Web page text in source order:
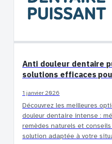
Anti douleur dentaire
solutions efficaces
1 janvier 2026
Découvrez les meilleures
douleur dentaire intense :
remèdes naturels et
solution adaptée à votre